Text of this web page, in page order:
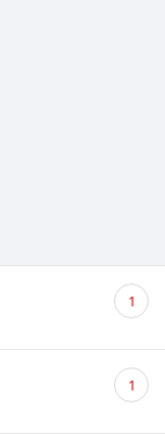
댓
글 1
댓
글 1